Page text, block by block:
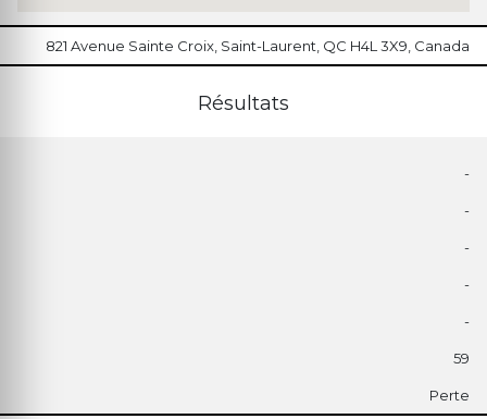
821 Avenue Sainte Croix, Saint-Laurent, QC H4L 3X9, Canada
Résultats
-
-
-
-
-
59
Perte